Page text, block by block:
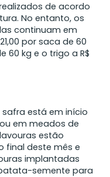
de acordo
No entanto, os
continuam em
por saca de 60
60 kg e o trigo a R$
está em início
em meados de
estão
final deste mês e
implantadas
semente para